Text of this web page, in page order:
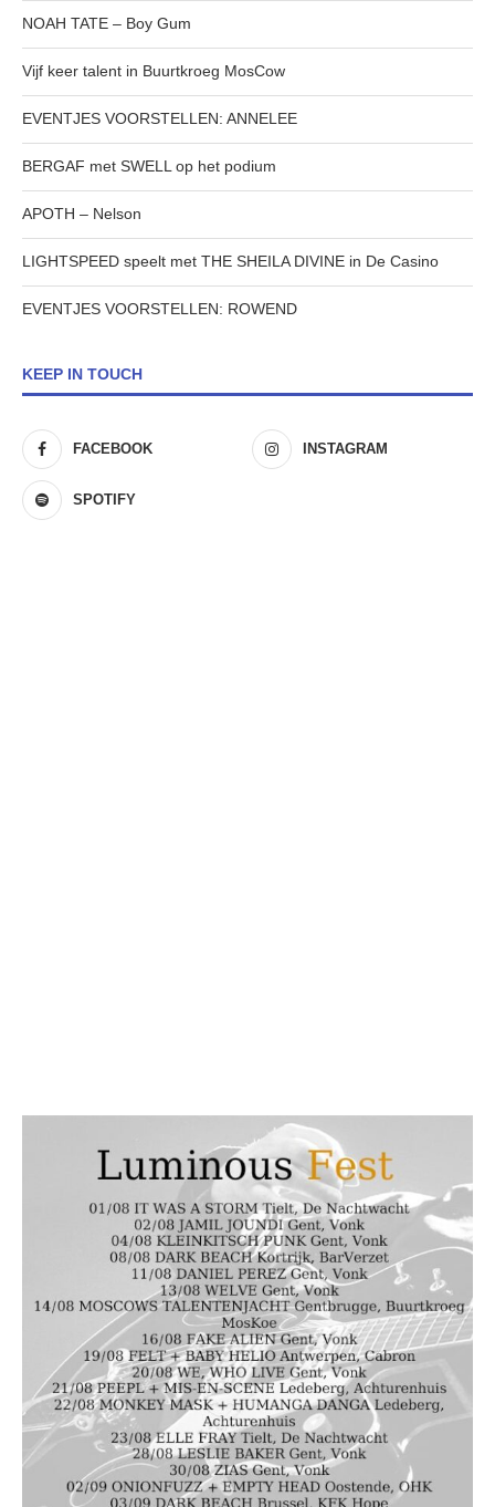
NOAH TATE – Boy Gum
Vijf keer talent in Buurtkroeg MosCow
EVENTJES VOORSTELLEN: ANNELEE
BERGAF met SWELL op het podium
APOTH – Nelson
LIGHTSPEED speelt met THE SHEILA DIVINE in De Casino
EVENTJES VOORSTELLEN: ROWEND
KEEP IN TOUCH
FACEBOOK INSTAGRAM
SPOTIFY